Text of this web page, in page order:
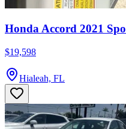
Honda Accord 2021
$19,598
Hialeah, FL